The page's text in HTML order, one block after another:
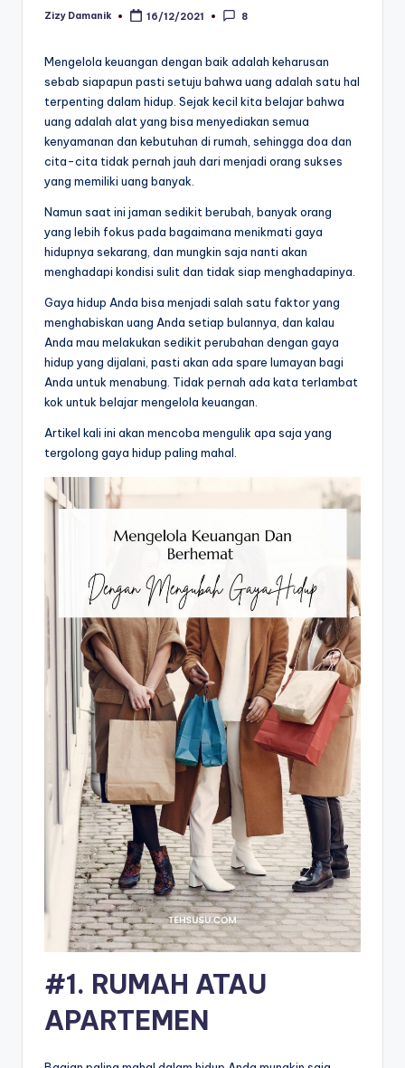
Posted
Zizy Damanik 16/12/2021 8
Mengelola keuangan dengan baik adalah keharusan
sebab siapapun pasti setuju bahwa uang adalah satu hal
terpenting dalam hidup. Sejak kecil kita belajar bahwa
uang adalah alat yang bisa menyediakan semua
kenyamanan dan kebutuhan di rumah, sehingga doa dan
cita-cita tidak pernah jauh dari menjadi orang sukses
yang memiliki uang banyak.
Namun saat ini jaman sedikit berubah, banyak orang
yang lebih fokus pada bagaimana menikmati gaya
hidupnya sekarang, dan mungkin saja nanti akan
menghadapi kondisi sulit dan tidak siap menghadapinya.
Gaya hidup Anda bisa menjadi salah satu faktor yang
menghabiskan uang Anda setiap bulannya, dan kalau
Anda mau melakukan sedikit perubahan dengan gaya
hidup yang dijalani, pasti akan ada spare lumayan bagi
Anda untuk menabung. Tidak pernah ada kata terlambat
kok untuk belajar mengelola keuangan.
Artikel kali ini akan mencoba mengulik apa saja yang
tergolong gaya hidup paling mahal.
#1. RUMAH ATAU
APARTEMEN